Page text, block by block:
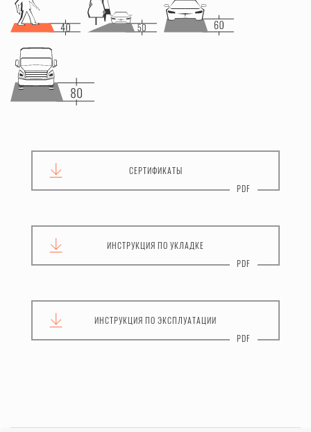
СЕРТИФИКАТЫ
ИНСТРУКЦИЯ ПО УКЛАДКЕ
ИНСТРУКЦИЯ ПО ЭКСПЛУАТАЦИИ